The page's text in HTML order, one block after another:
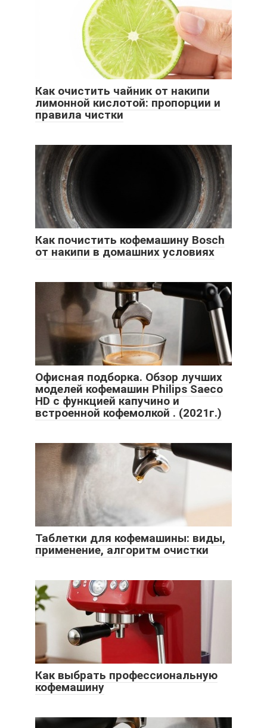
Как очистить чайник от накипи
лимонной кислотой: пропорции и
правила чистки
Как почистить кофемашину Bosch
от накипи в домашних условиях
Офисная подборка. Обзор лучших
моделей кофемашин Philips Saeco
HD с функцией капучино и
встроенной кофемолкой . (2021г.)
Таблетки для кофемашины: виды,
применение, алгоритм очистки
Как выбрать профессиональную
кофемашину